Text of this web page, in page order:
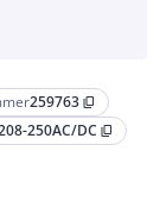
259763 content_copy
250AC/DC content_copy